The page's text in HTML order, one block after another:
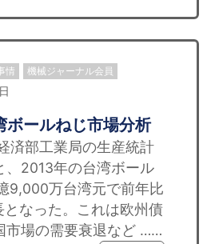
情 機械ジャーナル会員
ボールねじ市場分析
部工業局の生産統計
、2013年の台湾ボール
9,000万台湾元で前年比
なった。これは欧州債
市場の需要衰退など ……